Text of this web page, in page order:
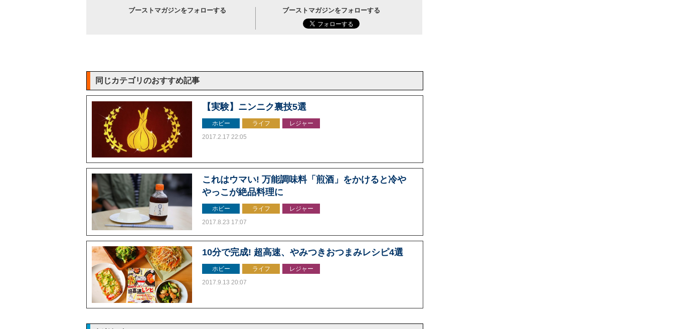
ブーストマガジンをフォローする ブーストマガジンをフォローする
同じカテゴリのおすすめ記事
【実験】ニンニク裏技5選
ホビー ライフ
レジャー
2017.2.17 22:05
これはウマい! 万能調味料「煎酒」をかけると冷や
やっこが絶品料理に
ホビー ライフ
レジャー
2017.8.23 17:07
10分で完成! 超高速、やみつきおつまみレシピ4選
ホビー ライフ
レジャー
2017.9.13 20:07